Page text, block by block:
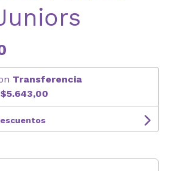
Transferencia
$5.643,00